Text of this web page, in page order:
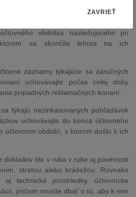
súd vysporiada s mimoriadnymi
obdobia nasledujúceho po
sa skončila lehota na ich
záznamy týkajúce sa záručných
uchovávajte počas celej doby
prípadných reklamačných konaní.
týkajú nezinkasovaných pohľadávok
uchovávajte do konca účtovného
účtovnom období, v ktorom došlo k ich
dokladov ide v ruka v ruke aj povinnosť
stratou alebo krádežou. Rovnako
technické prostriedky, účtovnícke
pričom musíte dbať o to, aby k nim
ZAVRIEŤ